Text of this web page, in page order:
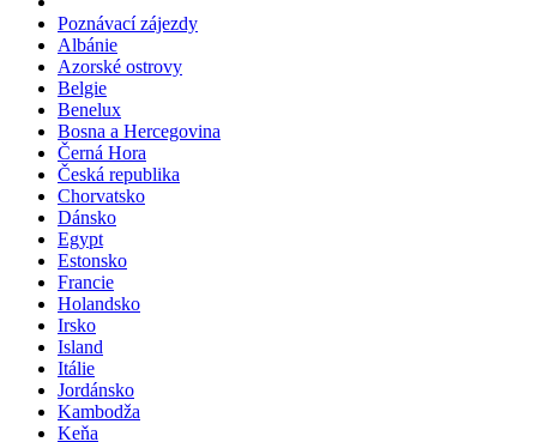
Poznávací zájezdy
Albánie
Azorské ostrovy
Belgie
Benelux
Bosna a Hercegovina
Černá Hora
Česká republika
Chorvatsko
Dánsko
Egypt
Estonsko
Francie
Holandsko
Irsko
Island
Itálie
Jordánsko
Kambodža
Keňa